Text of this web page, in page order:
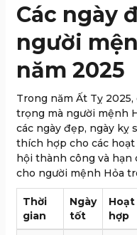
Các ngày
người
năm 2025
Trong năm Ất Tỵ
trọng mà người mệnh
các ngày đẹp, ngày kỵ
thích hợp cho các
hội thành công và hạn
cho người mệnh Hỏa
Thời
gian
Ngày
tốt
hợp